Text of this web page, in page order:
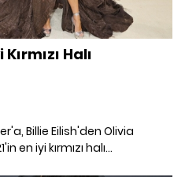
Halı
Billie Eilish'den Olivia
en iyi kırmızı halı